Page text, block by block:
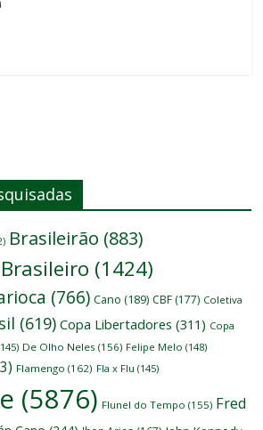
Brasileirão (883)
(1424)
(766) Cano (189) CBF (177) Coletiva
(619) Copa Libertadores (311) Copa
De Olho Neles (156) Felipe Melo (148)
Flamengo (162) Fla x Flu (145)
(5876) Flunel do Tempo (155) Fred